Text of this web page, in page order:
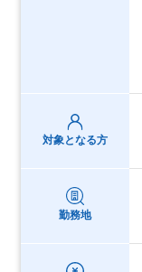
対象となる方
勤務地